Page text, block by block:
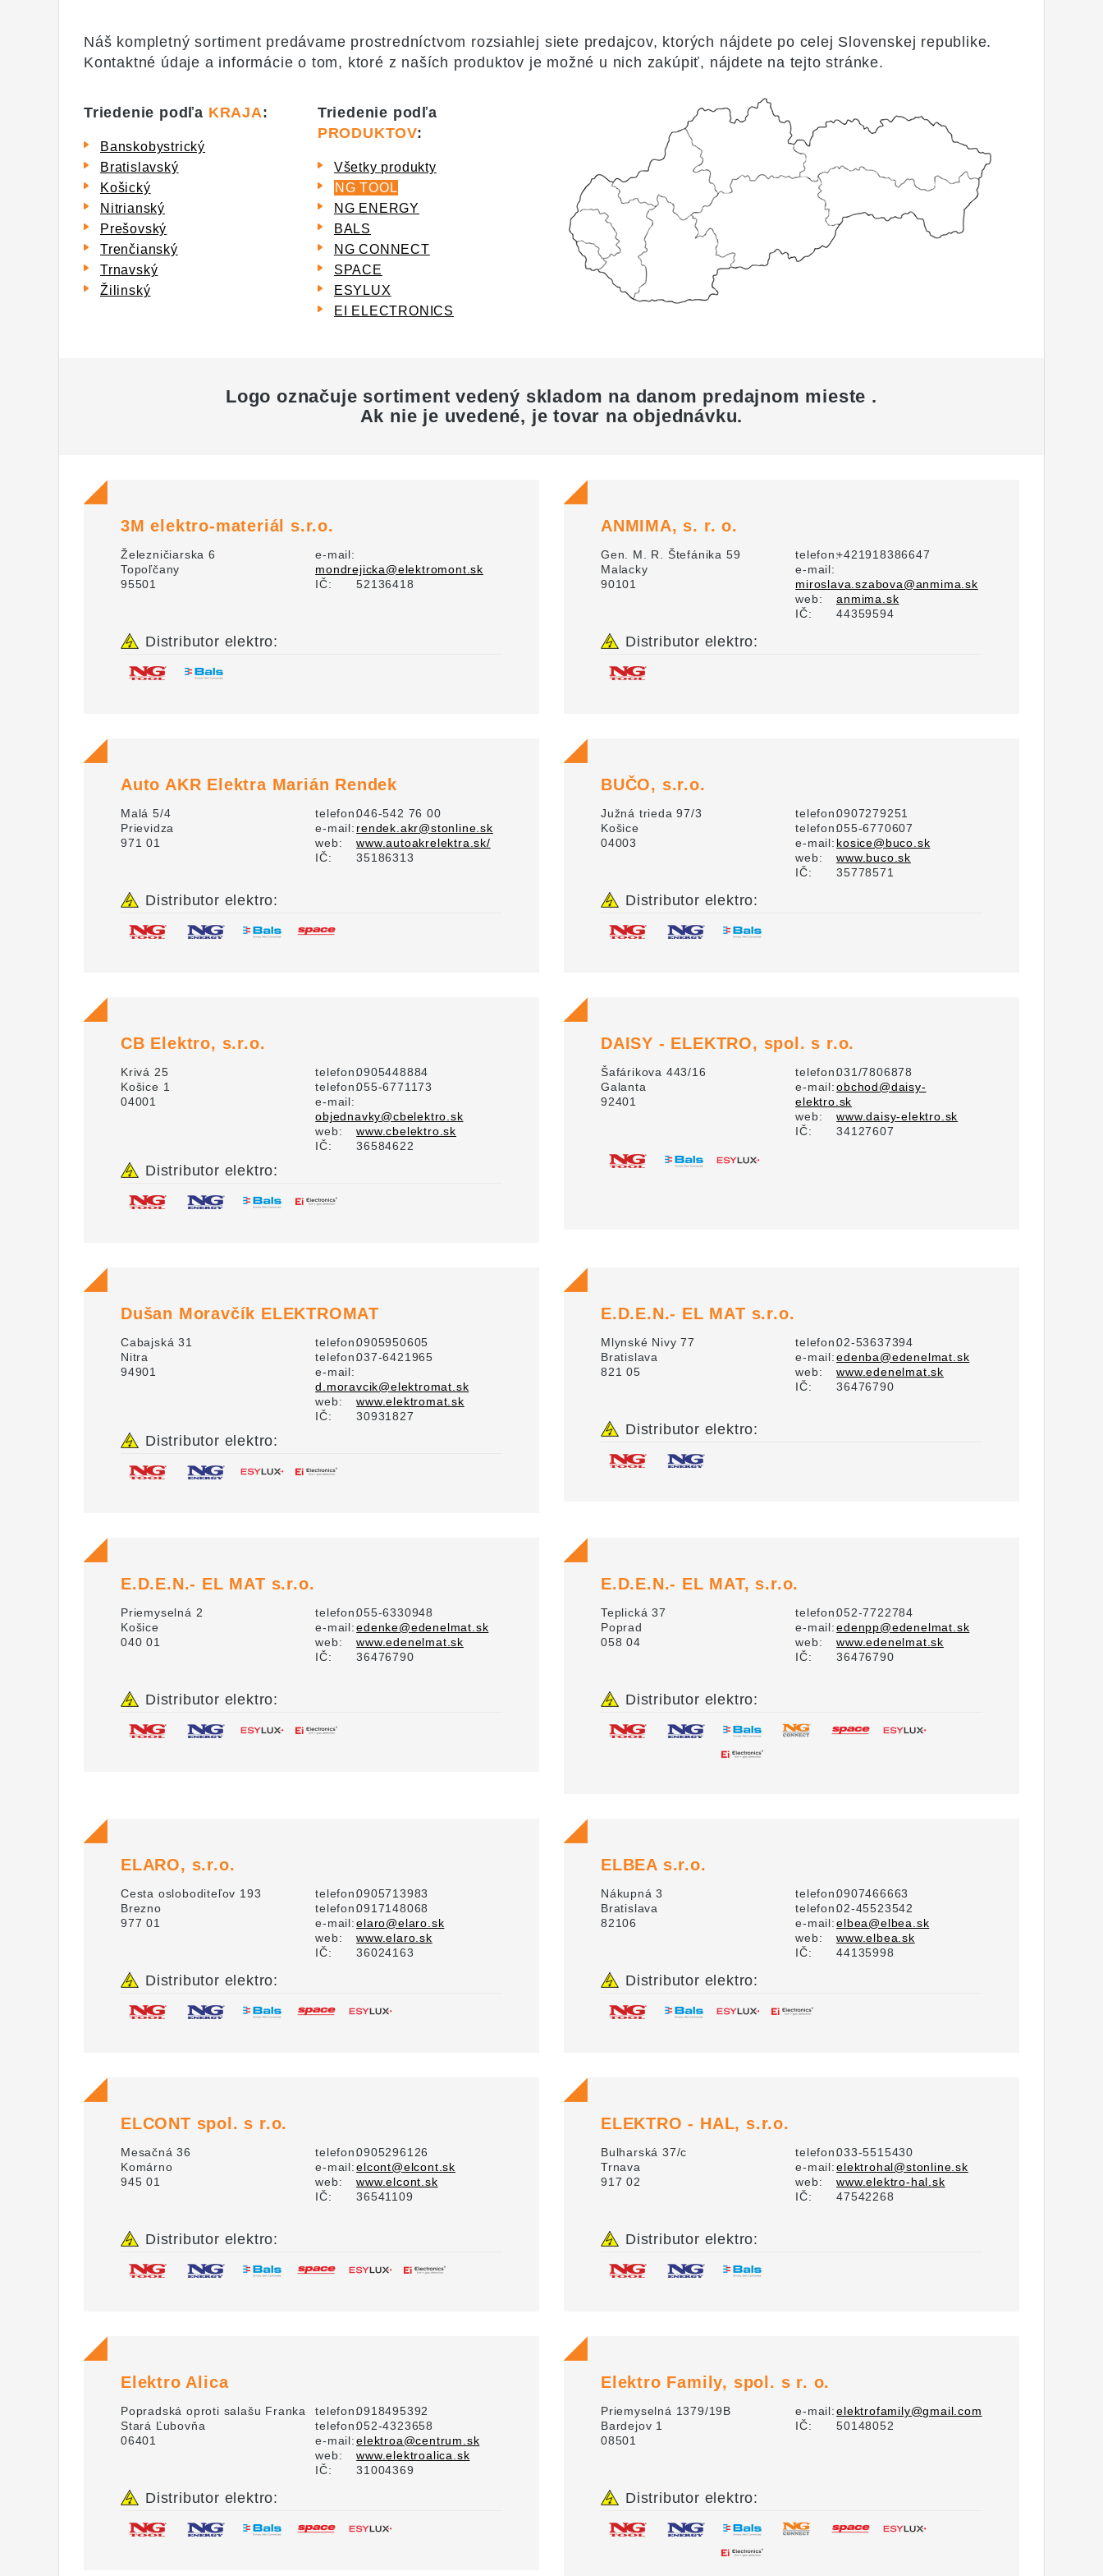
Náš kompletný sortiment predávame prostredníctvom rozsiahlej siete predajcov, ktorých nájdete po celej Slovenskej republike.
Kontaktné údaje a informácie o tom, ktoré z naších produktov je možné u nich zakúpiť, nájdete na tejto stránke.
Triedenie podľa KRAJA:
Banskobystrický
Bratislavský
Košický
Nitrianský
Prešovský
Trenčianský
Trnavský
Žilinský
Triedenie podľa
PRODUKTOV:
Všetky produkty
NG TOOL
NG ENERGY
BALS
NG CONNECT
SPACE
ESYLUX
EI ELECTRONICS
Logo označuje sortiment vedený skladom na danom predajnom mieste .
Ak nie je uvedené, je tovar na objednávku.
3M elektro-materiál s.r.o.
Železničiarska 6
Topoľčany
95501
e-mail:
mondrejicka@elektromont.sk
IČ:
52136418
Distributor elektro:
ANMIMA, s. r. o.
Gen. M. R. Štefánika 59
Malacky
90101
telefon:+421918386647
e-mail:
miroslava.szabova@anmima.sk
web:
anmima.sk
IČ:
44359594
Distributor elektro:
Auto AKR Elektra Marián Rendek
Malá 5/4
Prievidza
971 01
telefon:046-542 76 00
e-mail: rendek.akr@stonline.sk
web:
www.autoakrelektra.sk/
IČ:
35186313
Distributor elektro:
BUČO, s.r.o.
Južná trieda 97/3
Košice
04003
telefon:0907279251
telefon:055-6770607
e-mail: kosice@buco.sk
web:
www.buco.sk
IČ:
35778571
Distributor elektro:
CB Elektro, s.r.o.
Krivá 25
Košice 1
04001
telefon:0905448884
telefon:055-6771173
e-mail:
objednavky@cbelektro.sk
web:
www.cbelektro.sk
IČ:
36584622
Distributor elektro:
DAISY - ELEKTRO, spol. s r.o.
Šafárikova 443/16
Galanta
92401
telefon:031/7806878
e-mail:obchod@daisy-
elektro.sk
web:
www.daisy-elektro.sk
IČ:
34127607
Dušan Moravčík ELEKTROMAT
Cabajská 31
Nitra
94901
telefon:0905950605
telefon:037-6421965
e-mail:
d.moravcik@elektromat.sk
web:
www.elektromat.sk
IČ:
30931827
Distributor elektro:
E.D.E.N.- EL MAT s.r.o.
Mlynské Nivy 77
Bratislava
821 05
telefon:02-53637394
e-mail:edenba@edenelmat.sk
web:
www.edenelmat.sk
IČ:
36476790
Distributor elektro:
E.D.E.N.- EL MAT s.r.o.
Priemyselná 2
Košice
040 01
telefon:055-6330948
e-mail:edenke@edenelmat.sk
web:
www.edenelmat.sk
IČ:
36476790
Distributor elektro:
E.D.E.N.- EL MAT, s.r.o.
Teplická 37
Poprad
058 04
telefon:052-7722784
e-mail:edenpp@edenelmat.sk
web:
www.edenelmat.sk
IČ:
36476790
Distributor elektro:
ELARO, s.r.o.
Cesta osloboditeľov 193
Brezno
977 01
telefon:0905713983
telefon:0917148068
e-mail:elaro@elaro.sk
web:
www.elaro.sk
IČ:
36024163
Distributor elektro:
ELBEA s.r.o.
Nákupná 3
Bratislava
82106
telefon:0907466663
telefon:02-45523542
e-mail:elbea@elbea.sk
web:
www.elbea.sk
IČ:
44135998
Distributor elektro:
ELCONT spol. s r.o.
Mesačná 36
Komárno
945 01
telefon:0905296126
e-mail:elcont@elcont.sk
web:
www.elcont.sk
IČ:
36541109
Distributor elektro:
ELEKTRO - HAL, s.r.o.
Bulharská 37/c
Trnava
917 02
telefon:033-5515430
e-mail:elektrohal@stonline.sk
web:
www.elektro-hal.sk
IČ:
47542268
Distributor elektro:
Elektro Alica
Popradská oproti salašu Franka
Stará Ľubovňa
06401
telefon:0918495392
telefon:052-4323658
e-mail:elektroa@centrum.sk
web:
www.elektroalica.sk
IČ:
31004369
Distributor elektro:
Elektro Family, spol. s r. o.
Priemyselná 1379/19B
Bardejov 1
08501
e-mail:elektrofamily@gmail.com
IČ:
50148052
Distributor elektro: